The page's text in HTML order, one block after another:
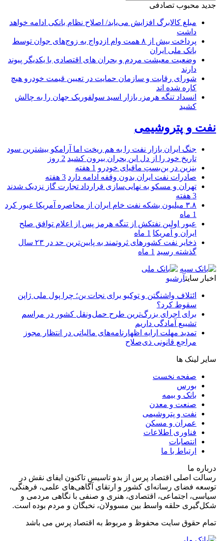
جدید محبوب تصادفی
مبلغ کالابرگ افزایش می‌یابد/ اصلاح نظام بانکی ادامه خواهد
داشت
پرداخت بیش از ۸ همت وام ازدواج به زوج‌های جوان توسط
بانک ملی ایران
وضعیت معیشت مردم و بحران های اقتصادی با یکدیگر پیوند
دارند
شورای رقابت و سازمان حمایت در تعیین قیمت خودرو هیچ
کاره شده اند
انسداد تنگه هرمز، بازار اسید سولفوریک جهان را به چالش
کشید
نفت و پتروشیمی
جنگ ایران بازار نفت را به هم ریخت اما آرامکو بیشترین سود
تاریخ خود را از دل این بحران بیرون کشید 2 روز
بنزین در بن‌بستِ مافیای خودرو 1 هفته
صادرات نفت ایران بدون وقفه ادامه دارد 3 هفته
تهران و مسکو به نهایی‌سازی قرارداد تجارت گاز نزدیک شدند
3 هفته
۳.۸ میلیون بشکه نفت خام ایران از محاصره آمریکا عبور کرد
1 ماه
عبور اولین نفتکش از تنگه هرمز پس از اعلام توافق صلح
ایران و آمریکا 1 ماه
ذخایر نفت کشورهای ثروتمند به پایین‌ترین حد در ۲۳ سال
گذشته رسید 1 ماه
اخبار سایتآرشیو
ائتلاف واشنگتن و توکیو برای نجات ین؛ چرا پول ملی ژاپن
سقوط کرد؟
برای اجرای بزرگ‌ترین طرح حمل‌ونقل کشور در مراسم
تشییع آمادگی داریم
تمدید مهلت ارایه اظهارنامه‌های مالیاتی در انتظار مجوز
مراجع قانونی ذی‌‏صلاح
سایر لینک ها
صفحه نخست
بورس
بانک و بیمه
صنعت و معدن
نفت و پتروشیمی
عمران و مسکن
فناوری اطلاعات
انتصابات
ارتباط با ما
درباره ما
رسالت اصلی اقتصاد پرس از بدو تاسیس تاکنون ایفای نقش در
توسعه فضای رسانه‌ای کشور و ارتقای آگاهی‌های علمی، فرهنگی،
سیاسی، اجتماعی، اقتصادی، هنری و صنفی با نگاهی مردمی و
شکل‌گیری حلقه واسط بین مسوولان، نخبگان و مردم بوده است.
تمام حقوق سایت محفوظ و مربوط به اقتصاد پرس می باشد